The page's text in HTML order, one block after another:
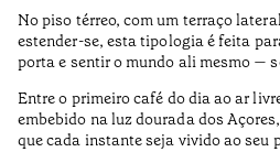
No piso térreo, com um terraço
estender-se, esta tipologia é feita
porta e sentir o mundo ali mesmo —
Entre o primeiro café do dia ao ar
embebido na luz dourada dos
que cada instante seja vivido ao seu